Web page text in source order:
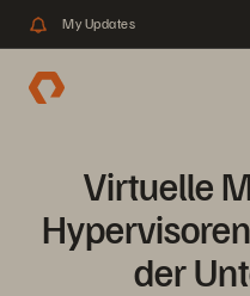
My Updates
Virtuelle
der